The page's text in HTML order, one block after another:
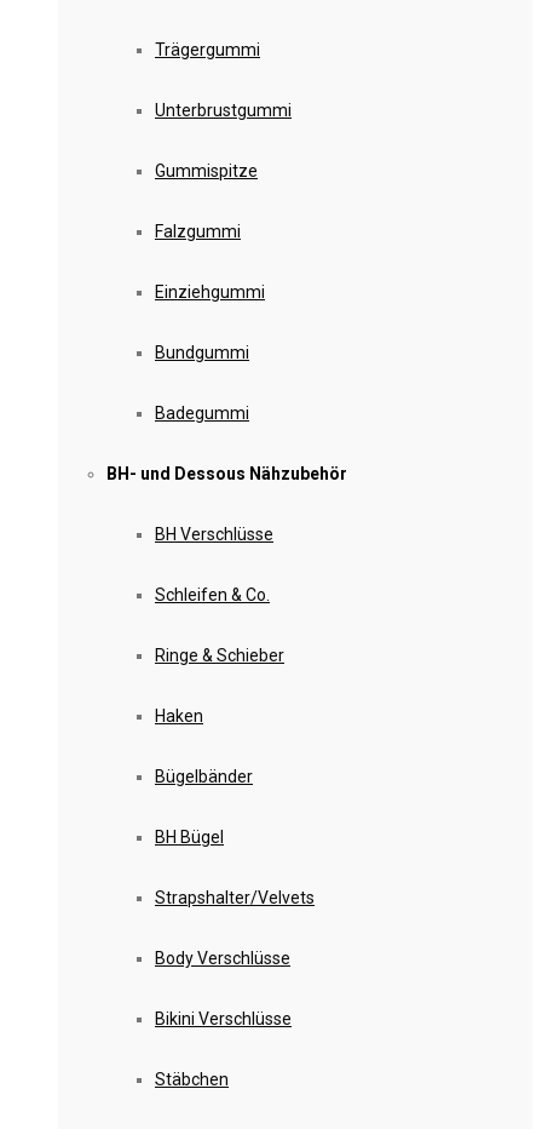
Trägergummi
Unterbrustgummi
Gummispitze
Falzgummi
Einziehgummi
Bundgummi
Badegummi
BH- und Dessous Nähzubehör
BH Verschlüsse
Schleifen & Co.
Ringe & Schieber
Haken
Bügelbänder
BH Bügel
Strapshalter/Velvets
Body Verschlüsse
Bikini Verschlüsse
Stäbchen